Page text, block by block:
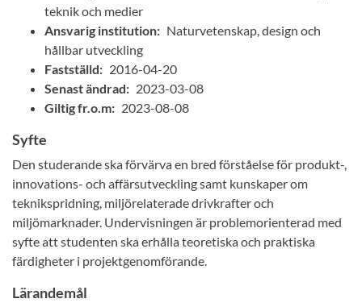
teknik och medier
Ansvarig institution: Naturvetenskap, design och
hållbar utveckling
Fastställd: 2016-04-20
Senast ändrad: 2023-03-08
Giltig fr.o.m: 2023-08-08
Syfte
Den studerande ska förvärva en bred förståelse för produkt-,
innovations- och affärsutveckling samt kunskaper om
teknikspridning, miljörelaterade drivkrafter och
miljömarknader. Undervisningen är problemorienterad med
syfte att studenten ska erhålla teoretiska och praktiska
färdigheter i projektgenomförande.
Lärandemål